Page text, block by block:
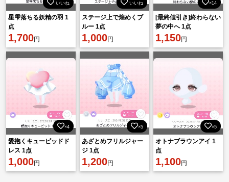
いいね
星雫落ちる妖精の羽 1
点
1,700円
いいね
ステージ上で煌めくブ
ルー 1点
1,000円
×14
[最終値引き]終わらない
夢の中へ 1点
1,150円
×4
愛抱くキューピッドド
レス 1点
1,000円
×5
あざとめフリルジャー
ジ 1点
1,200円
×5
オトナブラウンアイ 1
点
1,100円